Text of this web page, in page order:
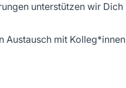
unterstützen wir Dich
Austausch mit